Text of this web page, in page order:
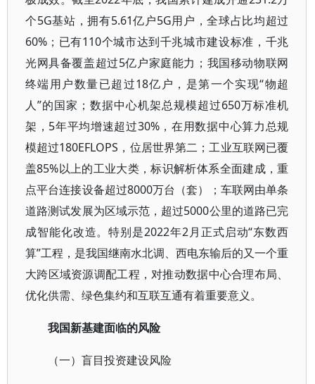
个5G基站，拥有5.61亿户5G用户，全球占比均超过
60%；已有110个城市达到千兆城市建设标准，千兆
光网具备覆盖超过5亿户家庭能力；我国移动物联网
终端用户数量已超过18亿户，是第一个实现“物超
人”的国家；数据中心机架总规模超过650万标准机
架，5年平均增速超过30%，在用数据中心算力总规
模超过180EFLOPS，位居世界第二；工业互联网已覆
盖85%以上的工业大类，标识解析体系全面建成，重
点平台连接设备超过8000万台（套）；车联网由单条
道路测试发展为区域示范，超过5000公里的道路已完
成智能化改造。特别是2022年2月正式启动“东数西
算”工程，是我国继南水北调、西电东输后的又一个重
大跨区域资源调配工程，对推动数据中心合理布局、
优化供需、绿色集约和互联互通有着重要意义。
我国新基建面临的风险
（一）盲目投资建设风险